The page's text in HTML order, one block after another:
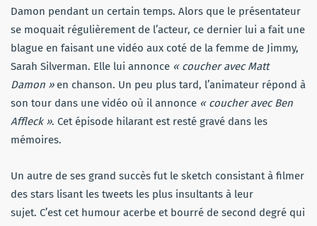
Damon pendant un certain temps. Alors que le présentateur
se moquait régulièrement de l’acteur, ce dernier lui a fait une
blague en faisant une vidéo aux coté de la femme de Jimmy,
Sarah Silverman. Elle lui annonce « coucher avec Matt
Damon »en chanson. Un peu plus tard, l’animateur répond à
son tour dans une vidéo où il annonce « coucher avec Ben
Affleck ». Cet épisode hilarant est resté gravé dans les
mémoires.
Un autre de ses grand succès fut le sketch consistant à filmer
des stars lisant les tweets les plus insultants à leur
sujet. C’est cet humour acerbe et bourré de second degré qui